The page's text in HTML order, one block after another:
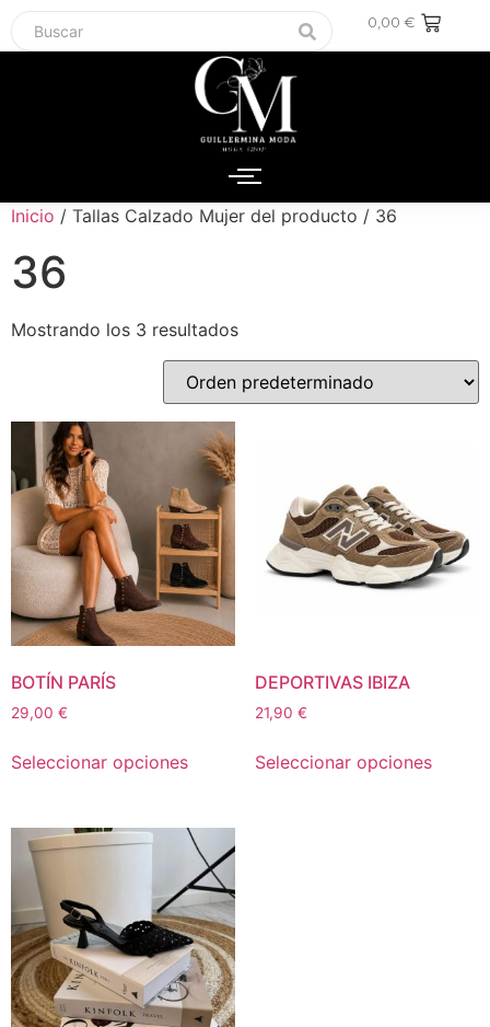
0,00€
Inicio / Tallas Calzado Mujer del producto / 36
36
Mostrando los 3 resultados
BOTÍN PARÍS
29,00 €
Seleccionar opciones
DEPORTIVAS IBIZA
21,90 €
Seleccionar opciones